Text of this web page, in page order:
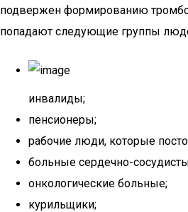
подвержен формированию
попадают следующие группы
инвалиды;
пенсионеры;
рабочие люди, которые
больные сердечно-
онкологические больные;
курильщики;